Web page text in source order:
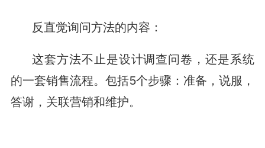
反直觉询问方法的内容：
这套方法不止是设计调查问卷，还是系统
的一套销售流程。包括5个步骤：准备，说服，
答谢，关联营销和维护。